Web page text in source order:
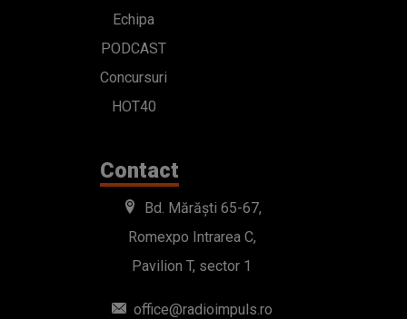
Echipa
PODCAST
Concursuri
HOT40
Contact
Bd. Mărăști 65-67,
Romexpo Intrarea C,
Pavilion T, sector 1
office@radioimpuls.ro